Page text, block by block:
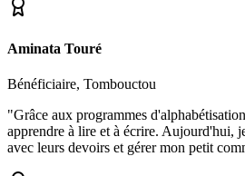
Aminata Touré
Bénéficiaire, Tombouctou
"Grâce aux programmes
apprendre à lire et à écrire. Aujourd'hui,
avec leurs devoirs et gérer mon petit